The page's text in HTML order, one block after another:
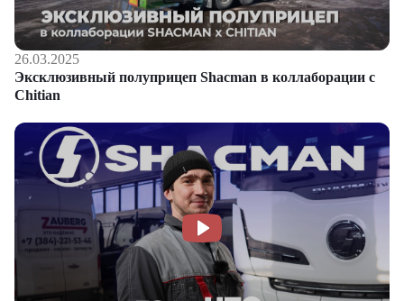
26.03.2025
Эксклюзивный полуприцеп Shacman в коллаборации с
Chitian